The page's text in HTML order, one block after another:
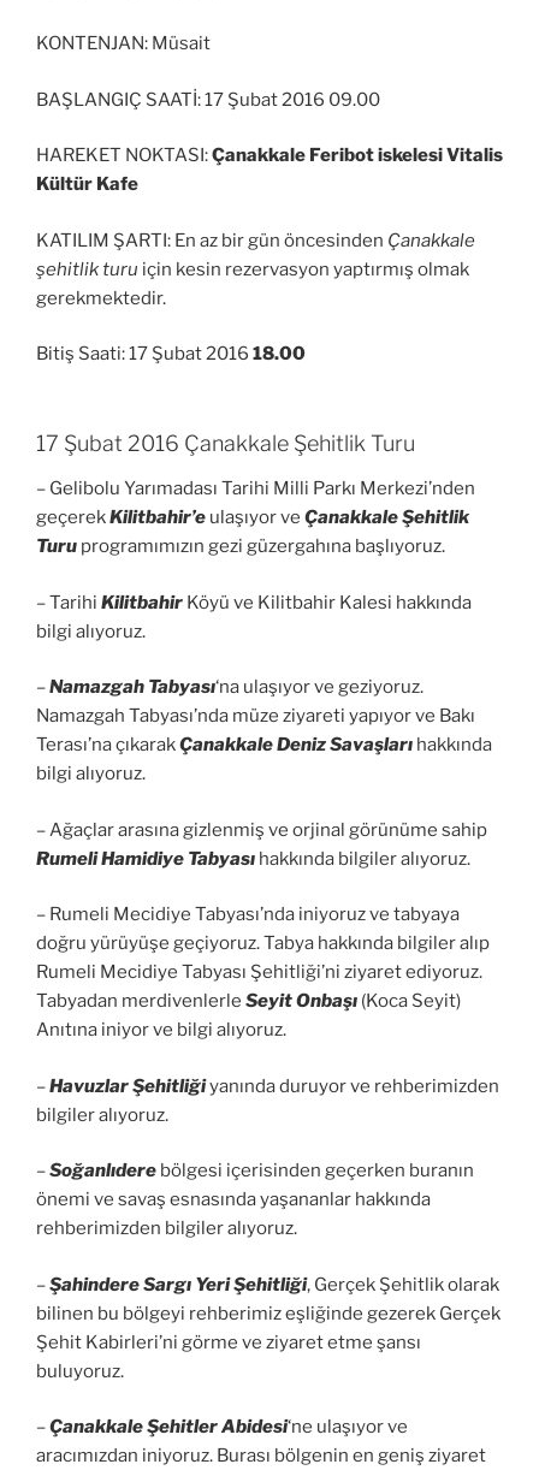
KONTENJAN: Müsait
BAŞLANGIÇ SAATİ: 17 Şubat 2016 09.00
HAREKET NOKTASI:Çanakkale Feribot iskelesi Vitalis
Kültür Kafe
KATILIM ŞARTI: En az bir gün öncesinden Çanakkale
şehitlik turu için kesin rezervasyon yaptırmış olmak
gerekmektedir.
Bitiş Saati: 17 Şubat 2016 18.00
17 Şubat 2016 Çanakkale Şehitlik Turu
– Gelibolu Yarımadası Tarihi Milli Parkı Merkezi’nden
geçerekKilitbahir’e ulaşıyor ve Çanakkale Şehitlik
Turu programımızın gezi güzergahına başlıyoruz.
– Tarihi Kilitbahir Köyü ve Kilitbahir Kalesi hakkında
bilgi alıyoruz.
–Namazgah Tabyası‘na ulaşıyor ve geziyoruz.
Namazgah Tabyası’nda müze ziyareti yapıyor ve Bakı
Terası’na çıkarakÇanakkale Deniz Savaşları hakkında
bilgi alıyoruz.
– Ağaçlar arasına gizlenmiş ve orjinal görünüme sahip
Rumeli Hamidiye Tabyası hakkında bilgiler alıyoruz.
– Rumeli Mecidiye Tabyası’nda iniyoruz ve tabyaya
doğru yürüyüşe geçiyoruz. Tabya hakkında bilgiler alıp
Rumeli Mecidiye Tabyası Şehitliği’ni ziyaret ediyoruz.
Tabyadan merdivenlerle Seyit Onbaşı (Koca Seyit)
Anıtına iniyor ve bilgi alıyoruz.
–Havuzlar Şehitliğiyanında duruyor ve rehberimizden
bilgiler alıyoruz.
–Soğanlıdere bölgesi içerisinden geçerken buranın
önemi ve savaş esnasında yaşananlar hakkında
rehberimizden bilgiler alıyoruz.
–Şahindere Sargı Yeri Şehitliği, Gerçek Şehitlik olarak
bilinen bu bölgeyi rehberimiz eşliğinde gezerek Gerçek
Şehit Kabirleri’ni görme ve ziyaret etme şansı
buluyoruz.
–Çanakkale Şehitler Abidesi‘ne ulaşıyor ve
aracımızdan iniyoruz. Burası bölgenin en geniş ziyaret